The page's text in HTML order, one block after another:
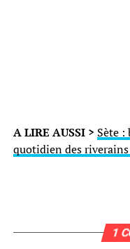
A LIRE AUSSI > Sète
quotidien des riverains
1